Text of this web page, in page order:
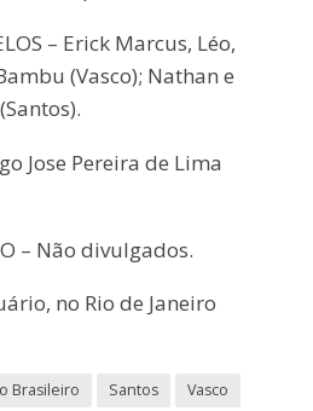
– Erick Marcus, Léo,
(Vasco); Nathan e
Jose Pereira de Lima
– Não divulgados.
no Rio de Janeiro
Brasileiro Santos
Vasco